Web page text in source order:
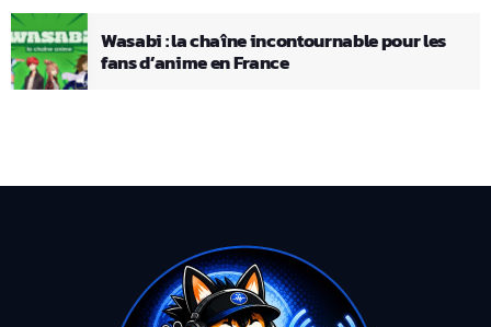
Wasabi : la chaîne incontournable pour les
fans d’anime en France